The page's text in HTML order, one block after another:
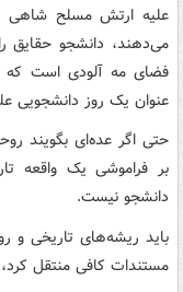
علیه ارتش مسلح شاهی
می‌دهند، دانشجو حقایق
عنوان یک روز دانشجویی
حتی اگر عده‌ای بگویند
بر فراموشی یک واقعه
دانشجو نیست.
باید ریشه‌های تاریخی و
مستندات کافی منتقل